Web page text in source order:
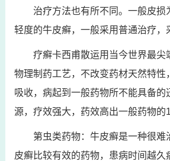
治疗方法也有所不同。一般皮损
轻度的牛皮癣，一般采用普通治疗，
疗癣卡西甫散运用当今世界最
物理制药工艺，不改变药材天然特性
吸收，病起到一般药物所不能具备的
源，疗效强大，药效高出一般药物的
第虫类药物：牛皮癣是一种很难
皮癣比较有效的药物，患病时间越久